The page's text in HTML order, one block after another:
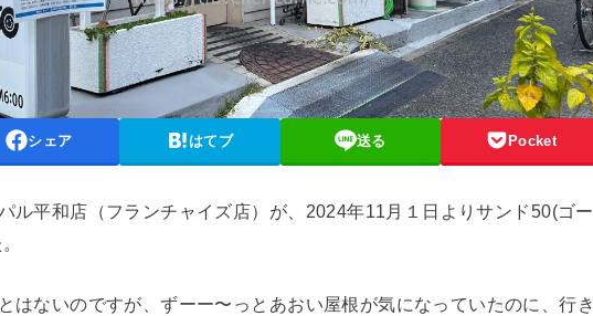
シェア はてブ 送る Pocket
ル平和店（フランチャイズ店）が、2024年11月１日よりサンド50(ゴー
はないのですが、ずーー〜っとあおい屋根が気になっていたのに、行き